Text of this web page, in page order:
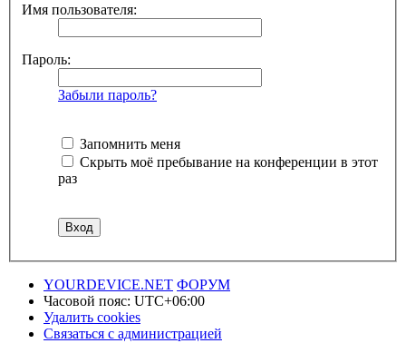
Имя пользователя:
Пароль:
Забыли пароль?
Запомнить меня
Скрыть моё пребывание на конференции в этот
раз
YOURDEVICE.NET ФОРУМ
Часовой пояс: UTC+06:00
Удалить cookies
Связаться с администрацией